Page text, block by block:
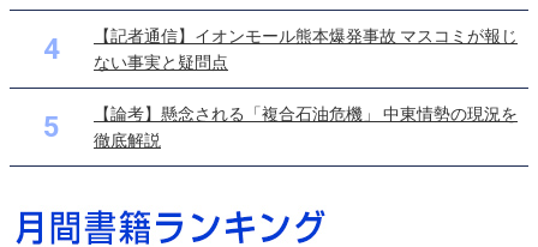
4
【記者通信】イオンモール熊本爆発事故 マスコミが報じ
ない事実と疑問点
5
【論考】懸念される「複合石油危機」 中東情勢の現況を
徹底解説